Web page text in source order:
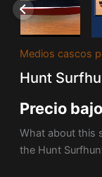
Medios cascos
Hunt
Precio
What about this
the Hunt